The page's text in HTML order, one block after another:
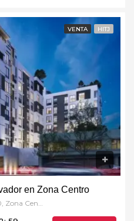
VENTA HITJ
en Zona Centro